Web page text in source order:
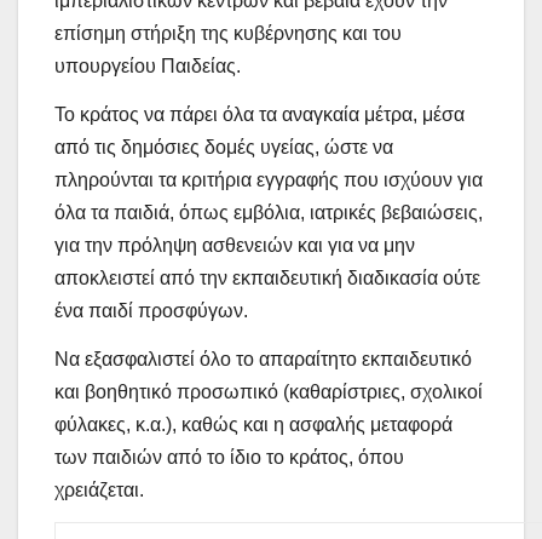
επίσημη στήριξη της κυβέρνησης και του
υπουργείου Παιδείας.
Το κράτος να πάρει όλα τα αναγκαία μέτρα, μέσα
από τις δημόσιες δομές υγείας, ώστε να
πληρούνται τα κριτήρια εγγραφής που ισχύουν για
όλα τα παιδιά, όπως εμβόλια, ιατρικές βεβαιώσεις,
για την πρόληψη ασθενειών και για να μην
αποκλειστεί από την εκπαιδευτική διαδικασία ούτε
ένα παιδί προσφύγων.
Να εξασφαλιστεί όλο το απαραίτητο εκπαιδευτικό
και βοηθητικό προσωπικό (καθαρίστριες, σχολικοί
φύλακες, κ.α.), καθώς και η ασφαλής μεταφορά
των παιδιών από το ίδιο το κράτος, όπου
χρειάζεται.